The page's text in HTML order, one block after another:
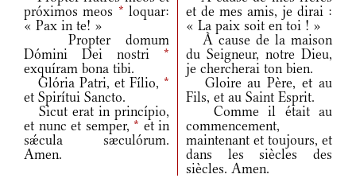
próximos meos * loquar:
« Pax in te! »
et de mes amis, je dirai :
« La paix soit en toi ! »
Propter domum
Dómini Dei nostri *
exquíram bona tibi.
À cause de la maison
du Seigneur, notre Dieu,
je chercherai ton bien.
Glória Patri, et Fílio, *
et Spirítui Sancto.
Gloire au Père, et au
Fils, et au Saint Esprit.
Sicut erat in princípio,
et nunc et semper, * et in
sǽcula sæculórum.
Amen.
Comme il était au
commencement,
maintenant et toujours, et
dans les siècles des
siècles. Amen.